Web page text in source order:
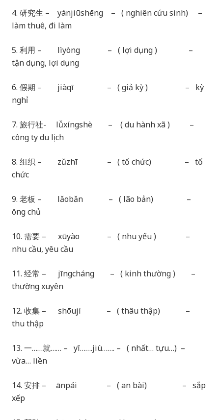
4. 研究生 – yánjiūshēng – ( nghiên cứu sinh) –
làm thuê, đi làm
5. 利用 – lìyòng – ( lợi dụng ) –
tận dụng, lợi dụng
6. 假期 – jiàqī – ( giả kỳ ) – kỳ
nghỉ
7. 旅行社- lǚxíngshè – ( du hành xã ) –
công ty du lịch
8. 组织 – zǔzhī – ( tổ chức) – tổ
chức
9. 老板 – lǎobǎn – ( lão bản) –
ông chủ
10. 需要 – xūyào – ( nhu yếu ) –
nhu cầu, yêu cầu
11. 经常 – jīngcháng – ( kinh thường ) –
thường xuyên
12. 收集 – shōují – ( thâu thập) –
thu thập
13. 一……就…… – yī…….jiù……. – ( nhất… tựu…) –
vừa… liền
14. 安排 – ānpái – ( an bài) – sắp
xếp